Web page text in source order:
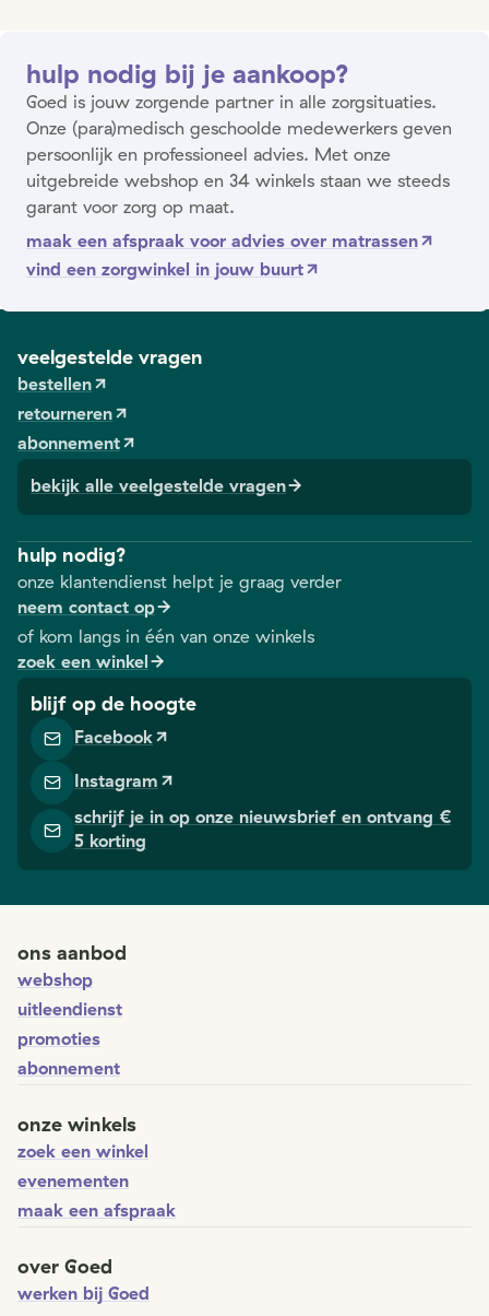
hulp nodig bij je aankoop?
Goed is jouw zorgende partner in alle zorgsituaties.
Onze (para)medisch geschoolde medewerkers geven
persoonlijk en professioneel advies. Met onze
uitgebreide webshop en 34 winkels staan we steeds
garant voor zorg op maat.
maak een afspraak voor advies over matrassen
vind een zorgwinkel in jouw buurt
veelgestelde vragen
bestellen
retourneren
abonnement
bekijk alle veelgestelde vragen
hulp nodig?
onze klantendienst helpt je graag verder
neem contact op
of kom langs in één van onze winkels
zoek een winkel
blijf op de hoogte
Facebook
Instagram
schrijf je in op onze nieuwsbrief en ontvang €
5 korting
ons aanbod
webshop
uitleendienst
promoties
abonnement
onze winkels
zoek een winkel
evenementen
maak een afspraak
over Goed
werken bij Goed